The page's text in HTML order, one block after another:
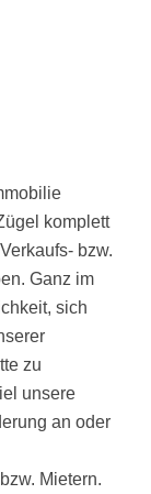
komplett
bzw.
Ganz im
sich
zu
unsere
an oder
Mietern.